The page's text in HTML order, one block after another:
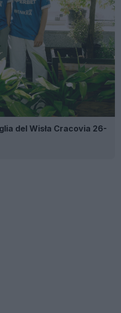
del Wisła Cracovia 26-